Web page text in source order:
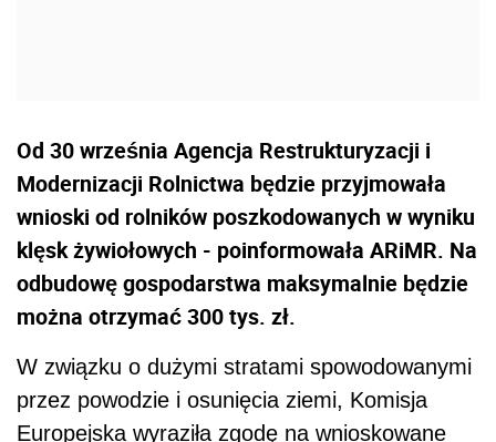
Od 30 września Agencja Restrukturyzacji i
Modernizacji Rolnictwa będzie przyjmowała
wnioski od rolników poszkodowanych w wyniku
klęsk żywiołowych - poinformowała ARiMR. Na
odbudowę gospodarstwa maksymalnie będzie
można otrzymać 300 tys. zł.
W związku o dużymi stratami spowodowanymi
przez powodzie i osunięcia ziemi, Komisja
Europejska wyraziła zgodę na wnioskowane